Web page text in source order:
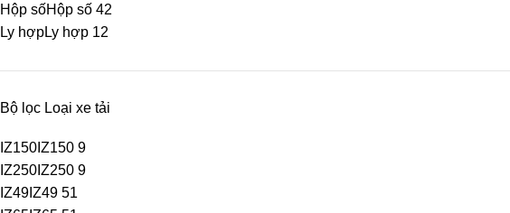
Hộp sốHộp số 42
Ly hợpLy hợp 12
Bộ lọc Loại xe tải
IZ150 IZ150 9
IZ250 IZ250 9
IZ49 IZ49 51